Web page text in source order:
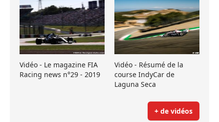
Vidéo - Le magazine FIA
Racing news n°29 - 2019
Vidéo - Résumé de la
course IndyCar de
Laguna Seca
+ de vidéos